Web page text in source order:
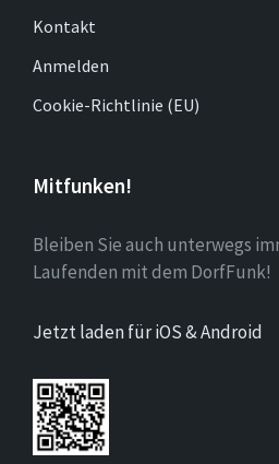
Kontakt
Anmelden
Cookie-Richtlinie (EU)
Mitfunken!
Bleiben Sie auch unterwegs
Laufenden mit dem DorfFunk!
Jetzt laden für iOS & Android